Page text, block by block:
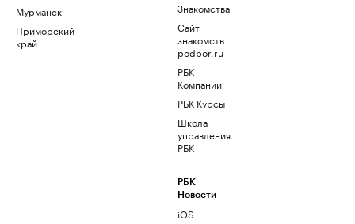
Мурманск
Приморский
край
Знакомства
Сайт
знакомств
podbor.ru
РБК
Компании
РБК Курсы
Школа
управления
РБК
РБК
Новости
iOS